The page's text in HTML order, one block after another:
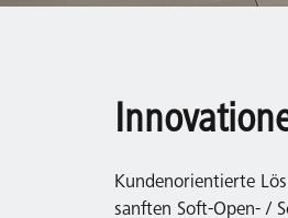
Kundenorientierte
sanften Soft-Open- /